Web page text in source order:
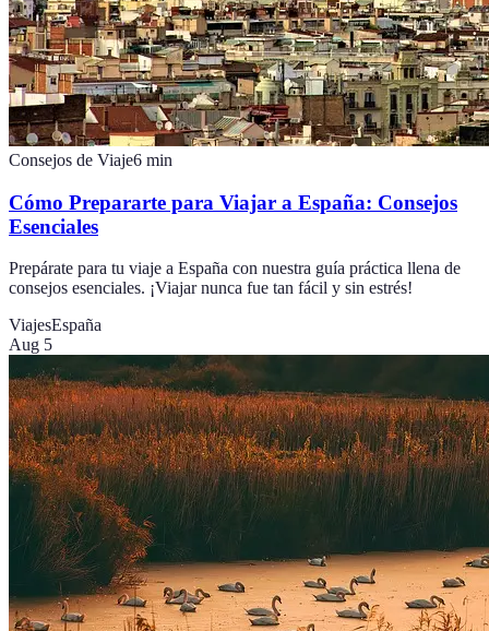
Consejos de Viaje6 min
Cómo Prepararte para Viajar a España: Consejos
Esenciales
Prepárate para tu viaje a España con nuestra guía práctica llena de
consejos esenciales. ¡Viajar nunca fue tan fácil y sin estrés!
ViajesEspaña
Aug 5